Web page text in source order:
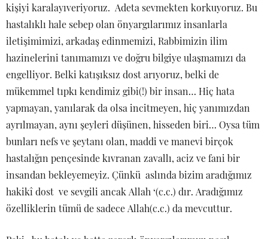
kişiyi karalayıveriyoruz. Adeta sevmekten korkuyoruz. Bu
hastalıklı hale sebep olan önyargılarımız insanlarla
iletişimimizi, arkadaş edinmemizi, Rabbimizin ilim
hazinelerini tanımamızı ve doğru bilgiye ulaşmamızı da
engelliyor. Belki katışıksız dost arıyoruz, belki de
mükemmel tıpkı kendimiz gibi(!) bir insan… Hiç hata
yapmayan, yanılarak da olsa incitmeyen, hiç yanımızdan
ayrılmayan, aynı şeyleri düşünen, hisseden biri… Oysa tüm
bunları nefs ve şeytanı olan, maddi ve manevi birçok
hastalığın pençesinde kıvranan zavallı, aciz ve fani bir
insandan bekleyemeyiz. Çünkü aslında bizim aradığımız
hakikî dost ve sevgili ancak Allah ‘(c.c.) dır. Aradığımız
özelliklerin tümü de sadece Allah(c.c.) da mevcuttur.